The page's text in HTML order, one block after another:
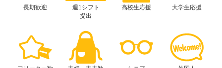
長期歓迎
週1シフト
提出
高校生応援 大学生応援